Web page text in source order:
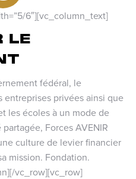
6″][vc_column_text]
LE
fédéral, le
privées ainsi que
les écoles à un mode de
Forces AVENIR
culture de levier financier
mission. Fondation.
vc_row][vc_row]